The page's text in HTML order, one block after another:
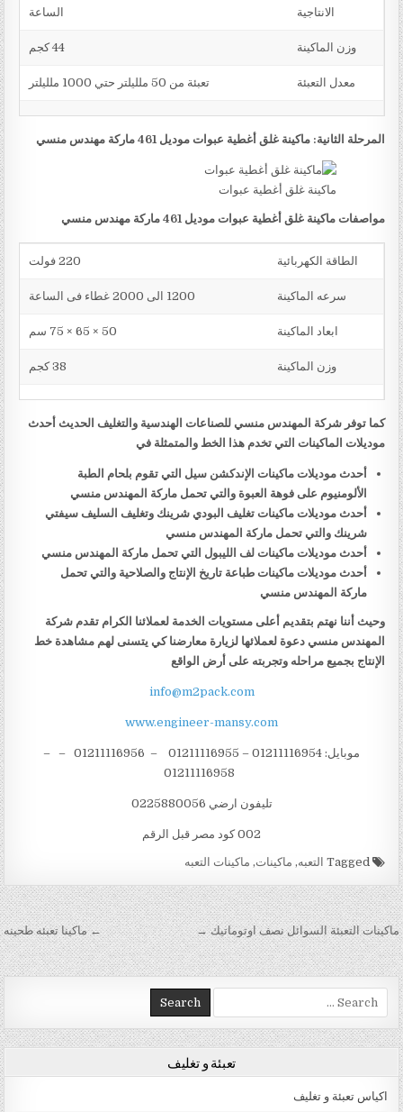
الانتاجية
الساعة
وزن الماكينة 44 كجم
معدل التعبئة تعبئة من 50 ملليلتر حتي 1000 ملليلتر
المرحلة الثانية: ماكينة غلق أغطية عبوات موديل 461 ماركة مهندس منسي
ماكينة غلق أغطية عبوات
مواصفات ماكينة غلق أغطية عبوات موديل 461 ماركة مهندس منسي
الطاقة الكهربائية 220 فولت
سرعه الماكينة 1200 الى 2000 غطاء فى الساعة
ابعاد الماكينة 50 × 65 × 75 سم
وزن الماكينة 38 كجم
كما توفر شركة المهندس منسي للصناعات الهندسية والتغليف الحديث أحدث
موديلات الماكينات التي تخدم هذا الخط والمتمثلة في
أحدث موديلات ماكينات الإندكشن سيل التي تقوم بلحام الطبة
الألومنيوم على فوهة العبوة والتي تحمل ماركة المهندس منسي
أحدث موديلات ماكينات تغليف البودي شرينك وتغليف السليف سيفتي
شرينك والتي تحمل ماركة المهندس منسي
أحدث موديلات ماكينات لف الليبول التي تحمل ماركة المهندس منسي
أحدث موديلات ماكينات طباعة تاريخ الإنتاج والصلاحية والتي تحمل
ماركة المهندس منسي
وحيث أننا نهتم بتقديم أعلى مستويات الخدمة لعملائنا الكرام تقدم شركة
المهندس منسي دعوة لعملائها لزيارة معارضنا كي يتسنى لهم مشاهدة خط
الإنتاج بجميع مراحله وتجربته على أرض الواقع
info@m2pack.com
www.engineer-mansy.com
موبايل: 01211116954 – 01211116955 – 01211116956 – –
تليفون ارضي 0225880056
002 كود مصر قبل الرقم
Tagged التعبه, ماكينات, ماكينات التعبه
تصفّح المقالات ← ماكينا تعبئه طحينه ماكينات التعبئة السوائل نصف اوتوماتيك →
Search for:
تعبئة و تغليف
اكياس تعبئة و تغليف